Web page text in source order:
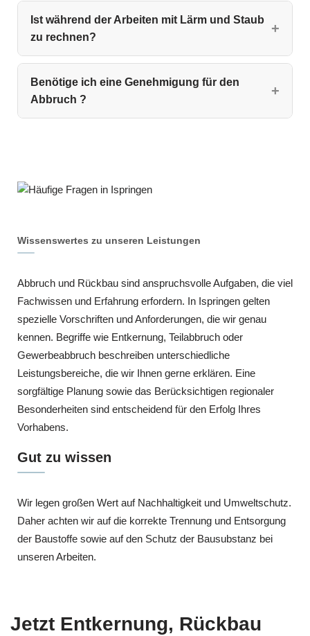
Ist während der Arbeiten mit Lärm und Staub
zu rechnen?
Benötige ich eine Genehmigung für den
Abbruch ?
Wissenswertes zu unseren Leistungen
Abbruch und Rückbau sind anspruchsvolle Aufgaben, die viel
Fachwissen und Erfahrung erfordern. In Ispringen gelten
spezielle Vorschriften und Anforderungen, die wir genau
kennen. Begriffe wie Entkernung, Teilabbruch oder
Gewerbeabbruch beschreiben unterschiedliche
Leistungsbereiche, die wir Ihnen gerne erklären. Eine
sorgfältige Planung sowie das Berücksichtigen regionaler
Besonderheiten sind entscheidend für den Erfolg Ihres
Vorhabens.
Gut zu wissen
Wir legen großen Wert auf Nachhaltigkeit und Umweltschutz.
Daher achten wir auf die korrekte Trennung und Entsorgung
der Baustoffe sowie auf den Schutz der Bausubstanz bei
unseren Arbeiten.
Jetzt Entkernung, Rückbau